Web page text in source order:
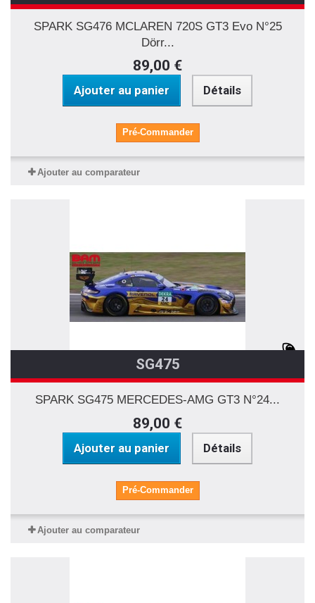
SPARK SG476 MCLAREN 720S GT3 Evo N°25
Dörr...
89,00 €
Ajouter au panier Détails
Pré-Commander
Ajouter au comparateur
SG475
SPARK SG475 MERCEDES-AMG GT3 N°24...
89,00 €
Ajouter au panier Détails
Pré-Commander
Ajouter au comparateur